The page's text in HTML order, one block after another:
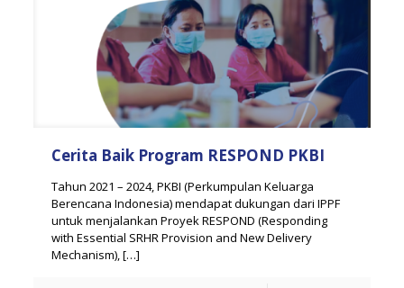
Cerita Baik Program RESPOND PKBI
Tahun 2021 – 2024, PKBI (Perkumpulan Keluarga
Berencana Indonesia) mendapat dukungan dari IPPF
untuk menjalankan Proyek RESPOND (Responding
with Essential SRHR Provision and New Delivery
Mechanism),[…]